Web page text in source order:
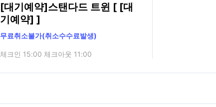
[대기예약]스탠다드 트윈 [ [대
기예약] ]
무료취소불가(취소수수료발생)
체크인 15:00 체크아웃 11:00